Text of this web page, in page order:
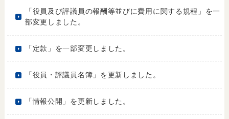
「役員及び評議員の報酬等並びに費用に関する規程」を一
部変更しました。
「定款」を一部変更しました。
「役員・評議員名簿」を更新しました。
「情報公開」を更新しました。